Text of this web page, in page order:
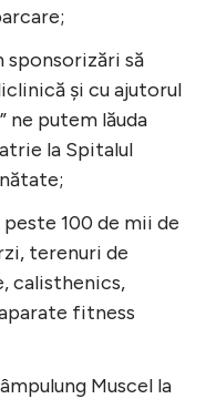
să
și cu ajutorul
ne putem lăuda
la Spitalul
100 de mii de
terenuri de
calisthenics,
fitness
Muscel la